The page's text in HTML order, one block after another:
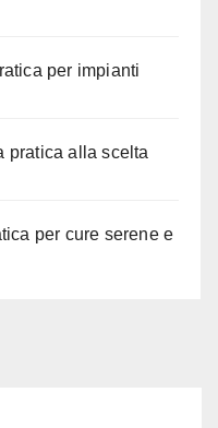
per impianti
pratica alla scelta
per cure serene e